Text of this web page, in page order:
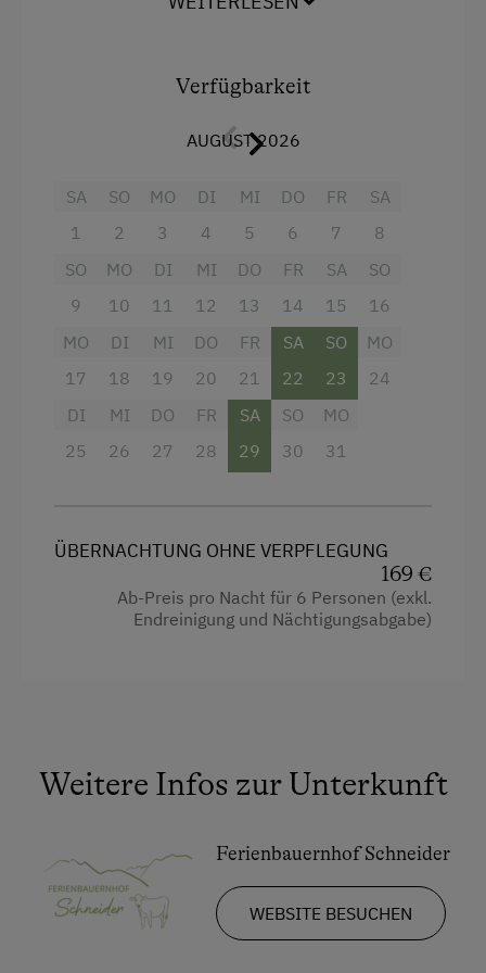
Nordic Walking
Radwege
Schneeschuhwanderung
Sennerei
Skibusnähe
Skifahren
Geführte Bergtour
Mithilfe am Hof
Aktivurlaub Winter
drei Schlafzimmer mit jeweils zwei
* Bad mit Regendusche und Toilette
Spielzimmer
Sauna
auf derselben Etage, in der Ihre
Verfügung.
Ausstattung
Aussicht auf eine Berglandschaft
Eierkocher
Fernseher
Heizung
Toaster
Toilette
Verfügbarkeit
AUGUST 2026
SA
1
SO
2
MO
3
DI
4
MI
5
DO
6
FR
7
SA
8
SO
9
MO
10
DI
11
MI
12
DO
13
FR
14
SA
15
SO
16
MO
17
DI
18
MI
19
DO
20
FR
21
SA
22
SO
23
MO
24
DI
25
MI
26
DO
27
FR
28
SA
29
SO
30
MO
31
ÜBERNACHTUNG OHNE VERPFLEGUNG
169 €
Ab-Preis pro Nacht für 6 Personen (exkl.
Endreinigung und Nächtigungsabgabe)
Weitere Infos zur Unterkunft
Ferienbauernhof Schneider
WEBSITE BESUCHEN